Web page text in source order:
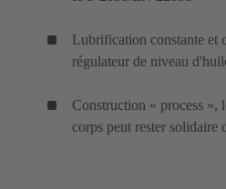
Lubrification constante et
régulateur de niveau
Construction « process »,
corps peut rester solidaire